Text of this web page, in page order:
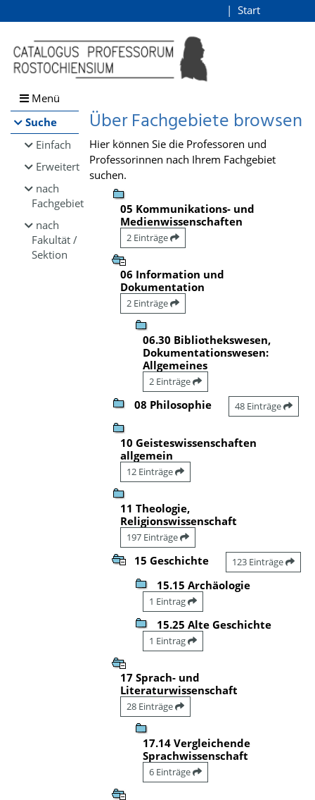
Browsen
direkt zum Inhalt
Start
Menü
Suche
Einfach
Erweitert
nach
Fachgebiet
nach
Fakultät /
Sektion
Über Fachgebiete browsen
Hier können Sie die Professoren und
Professorinnen nach Ihrem Fachgebiet
suchen.
05 Kommunikations- und
Medienwissenschaften
2 Einträge
06 Information und
Dokumentation
2 Einträge
06.30 Bibliothekswesen,
Dokumentationswesen:
Allgemeines
2 Einträge
08 Philosophie 48 Einträge
10 Geisteswissenschaften
allgemein
12 Einträge
11 Theologie,
Religionswissenschaft
197 Einträge
15 Geschichte 123 Einträge
15.15 Archäologie
1 Eintrag
15.25 Alte Geschichte
1 Eintrag
17 Sprach- und
Literaturwissenschaft
28 Einträge
17.14 Vergleichende
Sprachwissenschaft
6 Einträge